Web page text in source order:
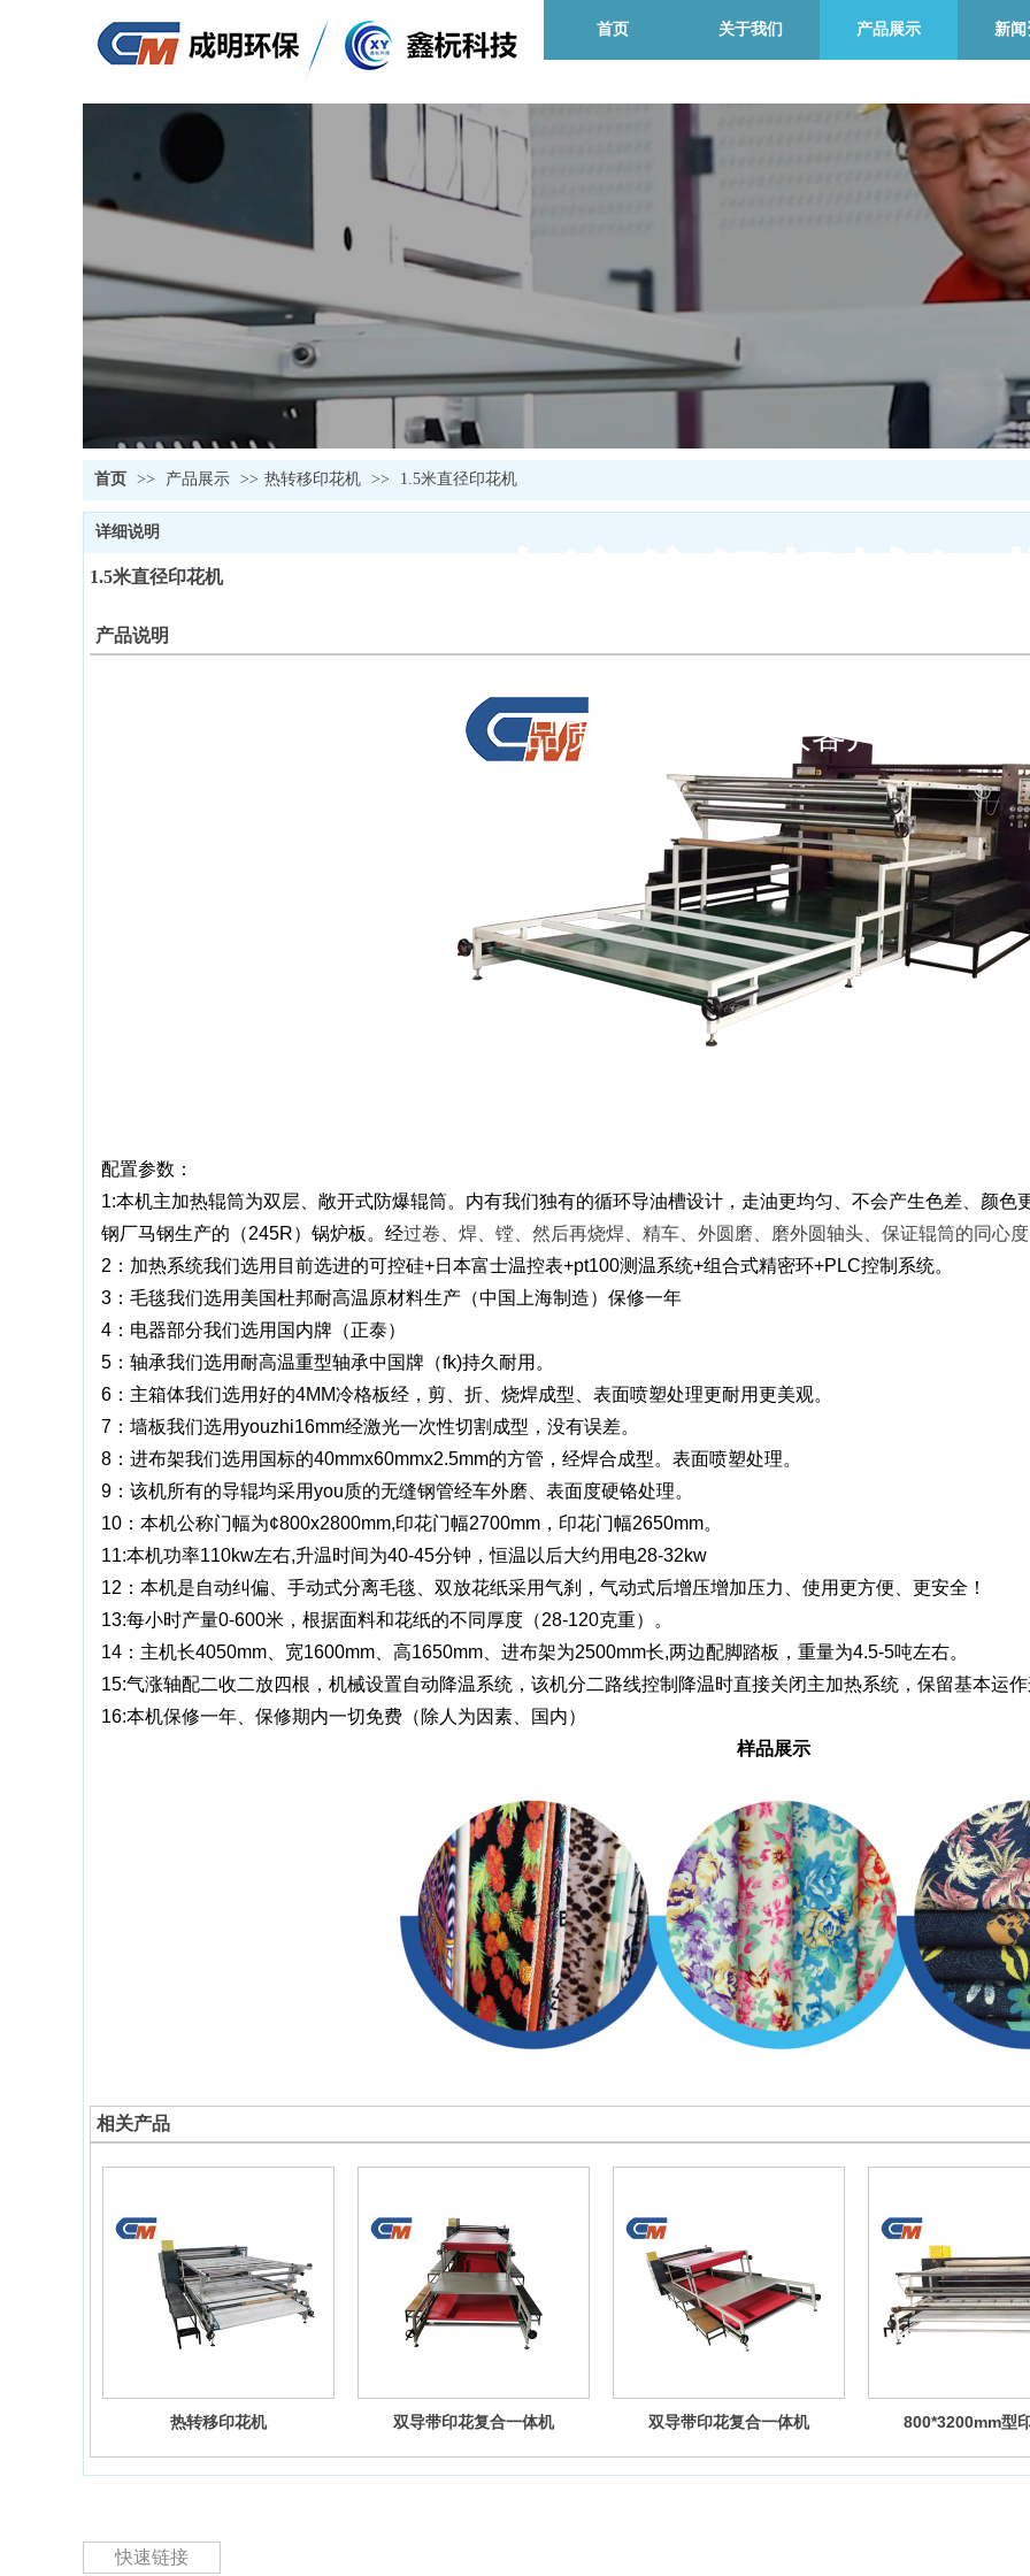
FOCUS ON THE TEXTILE MACHINERY INDUSTRY
品质保障 欢迎广大客户前来选购
首页 关于我们 产品展示 新闻
首页 >> 产品展示 >> 热转移印花机 >> 1.5米直径印花机
详细说明
1.5米直径印花机
产品说明
配置参数：
1:本机主加热辊筒为双层、敞开式防爆辊筒。内有我们独有的循环导油槽设计，走油更均匀、不会产生色差、颜
钢厂马钢生产的（245R）锅炉板。经过卷、焊、镗、然后再烧焊、精车、外圆磨、磨外圆轴头、保证辊筒的同心
2：加热系统我们选用目前选进的可控硅+日本富士温控表+pt100测温系统+组合式精密环+PLC控制系统。
3：毛毯我们选用美国杜邦耐高温原材料生产（中国上海制造）保修一年
4：电器部分我们选用国内牌（正泰）
5：轴承我们选用耐高温重型轴承中国牌（fk)持久耐用。
6：主箱体我们选用好的4MM冷格板经，剪、折、烧焊成型、表面喷塑处理更耐用更美观。
7：墙板我们选用youzhi16mm经激光一次性切割成型，没有误差。
8：进布架我们选用国标的40mmx60mmx2.5mm的方管，经焊合成型。表面喷塑处理。
9：该机所有的导辊均采用you质的无缝钢管经车外磨、表面度硬铬处理。
10：本机公称门幅为¢800x2800mm,印花门幅2700mm，印花门幅2650mm。
11:本机功率110kw左右,升温时间为40-45分钟，恒温以后大约用电28-32kw
12：本机是自动纠偏、手动式分离毛毯、双放花纸采用气刹，气动式后增压增加压力、使用更方便、更安全！
13:每小时产量0-600米，根据面料和花纸的不同厚度（28-120克重）。
14：主机长4050mm、宽1600mm、高1650mm、进布架为2500mm长,两边配脚踏板，重量为4.5-5吨左右。
15:气涨轴配二收二放四根，机械设置自动降温系统，该机分二路线控制降温时直接关闭主加热系统，保留基本运
16:本机保修一年、保修期内一切免费（除人为因素、国内）
样品展示
相关产品
热转移印花机 双导带印花复合一体机 双导带印花复合一体机 800*3200mm型
快速链接